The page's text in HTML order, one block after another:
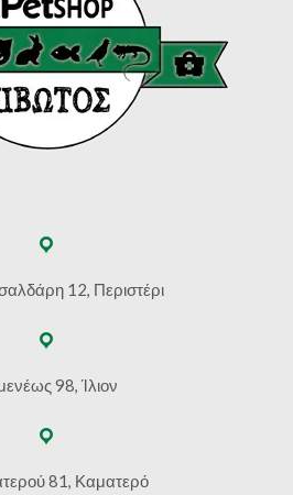
12, Περιστέρι
98, Ίλιον
81, Καματερό